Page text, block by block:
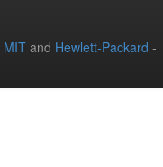
MIT and Hewlett-Packard -